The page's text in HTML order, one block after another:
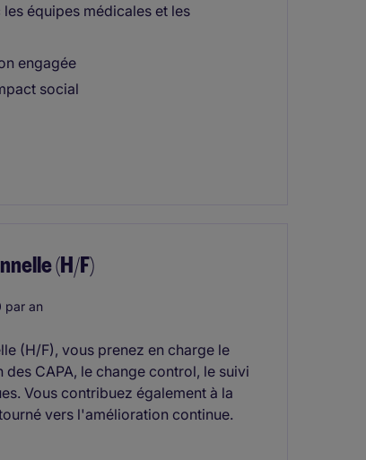
équipes médicales et les
engagée
social
(H/F)
par an
(H/F), vous prenez en charge le
CAPA, le change control, le suivi
Vous contribuez également à la
vers l'amélioration continue.